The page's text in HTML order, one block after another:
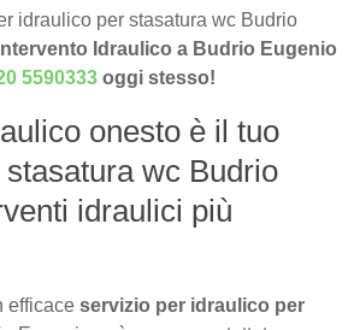
idraulico per stasatura wc Budrio
Idraulico a Budrio Eugenio
5590333 oggi stesso!
onesto è il tuo
wc Budrio
idraulici più
efficaceservizio per idraulico per